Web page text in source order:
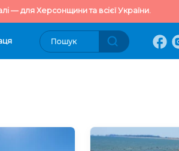
— для Херсонщини та всієї України.